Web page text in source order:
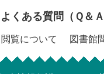
よくある質問（Ｑ＆Ａ
閲覧について 図書館